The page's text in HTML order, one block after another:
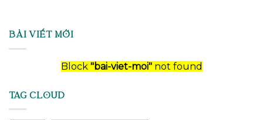
BÀI VIẾT MỚI
Block "bai-viet-moi"not found
TAG CLOUD